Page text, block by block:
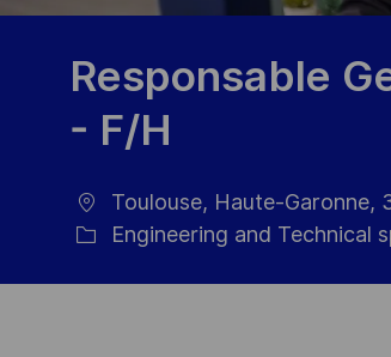
Responsable
- F/H
Ort
Toulouse, Haute-Garonne,
Engineering and Technical